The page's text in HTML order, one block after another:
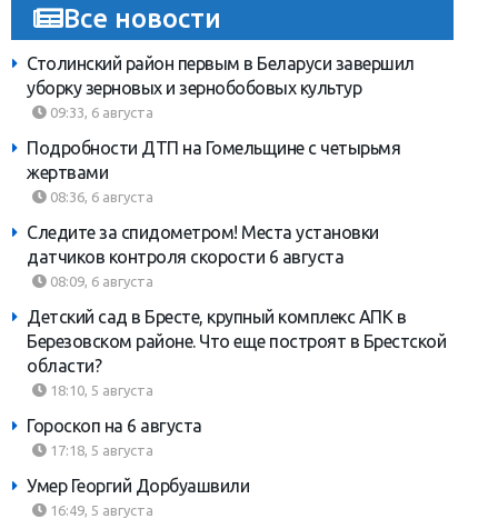
Все новости
Столинский район первым в Беларуси завершил
уборку зерновых и зернобобовых культур
09:33, 6 августа
Подробности ДТП на Гомельщине с четырьмя
жертвами
08:36, 6 августа
Следите за спидометром! Места установки
датчиков контроля скорости 6 августа
08:09, 6 августа
Детский сад в Бресте, крупный комплекс АПК в
Березовском районе. Что еще построят в Брестской
области?
18:10, 5 августа
Гороскоп на 6 августа
17:18, 5 августа
Умер Георгий Дорбуашвили
16:49, 5 августа